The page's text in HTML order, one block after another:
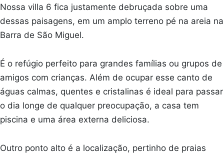
Nossa villa 6 fica justamente debruçada sobre uma
dessas paisagens, em um amplo terreno pé na areia na
Barra de São Miguel.
É o refúgio perfeito para grandes famílias ou grupos de
amigos com crianças. Além de ocupar esse canto de
águas calmas, quentes e cristalinas é ideal para passar
o dia longe de qualquer preocupação, a casa tem
piscina e uma área externa deliciosa.
Outro ponto alto é a localização, pertinho de praias